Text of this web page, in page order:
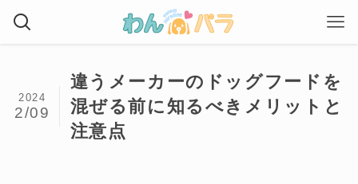
違うメーカーのドッグフードを
混ぜる前に知るべきメリットと
注意点
2024
2/09